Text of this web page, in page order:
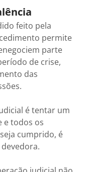
feito pela
permite
parte
de crise,
das
é tentar um
e todos os
cumprido, é